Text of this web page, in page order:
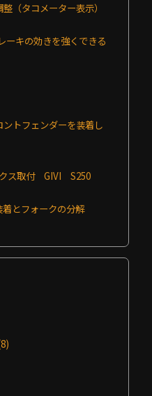
（タコメーター表示）
ーキの効きを強くできる
トフェンダーを装着し
クス取付 GIVI S250
とフォークの分解